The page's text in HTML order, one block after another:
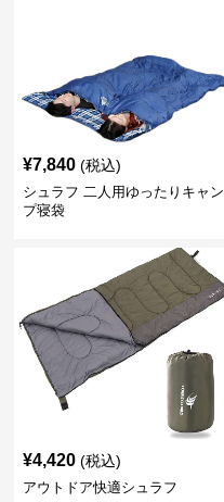
¥7,840 (税込)
シュラフ 二人用ゆったりキャン
プ寝袋
¥4,420 (税込)
アウトドア快適シュラフ